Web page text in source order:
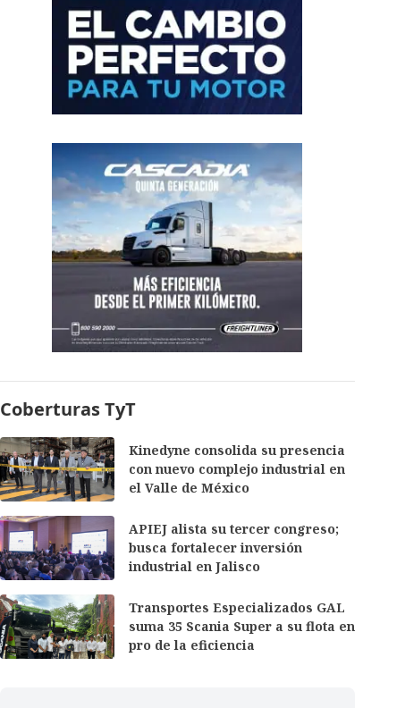
Coberturas TyT
Kinedyne consolida su presencia
con nuevo complejo industrial en
el Valle de México
APIEJ alista su tercer congreso;
busca fortalecer inversión
industrial en Jalisco
Transportes Especializados GAL
suma 35 Scania Super a su flota en
pro de la eficiencia